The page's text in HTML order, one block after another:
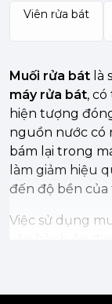
Viên rửa bát
Muối rửa bát là
máy rửa bát,
hiện tượng
nguồn nước có
bám lại trong
làm giảm hiệu
đến độ bền của
Việc sử dụng
nóng và
vệt trắng, cặn
là sản phẩm